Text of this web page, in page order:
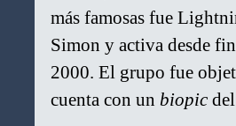
más famosas fue
Simon y activa desde
2000. El grupo fue
cuenta con un biopic